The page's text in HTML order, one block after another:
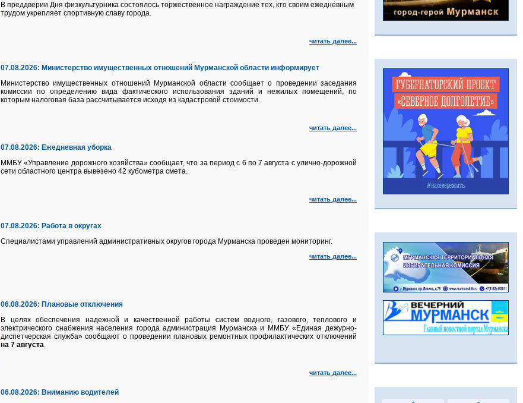
В преддверии Дня физкультурника состоялось торжественное награждение тех, кто своим ежедневным
трудом укрепляет спортивную славу города.
читать далее...
07.08.2026: Министерство имущественных отношений Мурманской области информирует
Министерство имущественных отношений Мурманской области сообщает о проведении заседания
комиссии по определению вида фактического использования зданий и нежилых помещений, по
которым налоговая база рассчитывается исходя из кадастровой стоимости.
читать далее...
07.08.2026: Ежедневная уборка
ММБУ «Управление дорожного хозяйства» сообщает, что за период с 6 по 7 августа с улично‑дорожной
сети областного центра вывезено 42 кубометра смета.
читать далее...
07.08.2026: Работа в округах
Специалистами управлений административных округов города Мурманска проведен мониторинг.
читать далее...
06.08.2026: Плановые отключения
В целях обеспечения надежной и качественной работы систем водного, газового, теплового и
электрического снабжения населения города администрация Мурманска и ММБУ «Единая дежурно-
диспетчерская служба» сообщают о проведении плановых ремонтных профилактических отключений
на 7 августа.
читать далее...
06.08.2026: Вниманию водителей